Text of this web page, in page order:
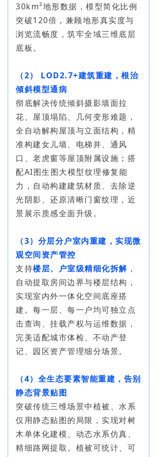
30km²地形数据，模型简化比例
突破120倍，兼顾地形真实度与
浏览流畅度，筑牢全域三维底层
底板。
（2） LOD2.7+建筑重建，根治
倾斜模型通病
彻底解决传统倾斜摄影墙面拉
花、屋顶塌陷、几何变形难题，
全自动解构屋顶与立面结构，精
准构建女儿墙、电梯井、通风
口、老虎窗等屋顶附属设施；搭
配AI图生图大模型纹理修复能
力，自动构建建筑材质、去除逆
光阴影、还原清晰门窗纹理，近
景展示质感全面升级。
（3）分层分户室内重建，实现微
观空间资产管控
支持楼层、户室级精细化拆解 ，
自动提取房间边界与楼层结构，
实现室内外一体化空间底座搭
建。每一层、每一户均可独立点
击查询、挂载产权与运维数据，
完美适配城市体检、不动产登
记、园区资产管理细分场景。
（4）全生态要素智能重建，告别
静态背景贴图
突破传统三维场景中植被、水系
仅用静态贴图的局限，实现对树
木单体化建模、动态水系仿真、
精细路网提取。植被可统计、可